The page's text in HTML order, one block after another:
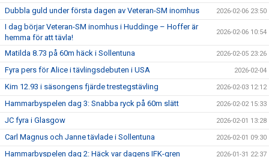
Dubbla guld under första dagen av Veteran-SM inomhus 2026-02-06 23:50
I dag börjar Veteran-SM inomhus i Huddinge – Hoffer är
hemma för att tävla!
2026-02-06 10:54
Matilda 8.73 på 60m häck i Sollentuna 2026-02-05 23:26
Fyra pers för Alice i tävlingsdebuten i USA 2026-02-04
Kim 12.93 i säsongens fjärde trestegstävling 2026-02-03 12:12
Hammarbyspelen dag 3: Snabba ryck på 60m slätt 2026-02-02 15:33
JC fyra i Glasgow 2026-02-01 13:28
Carl Magnus och Janne tävlade i Sollentuna 2026-02-01 09:30
Hammarbyspelen dag 2: Häck var dagens IFK-gren 2026-01-31 22:37